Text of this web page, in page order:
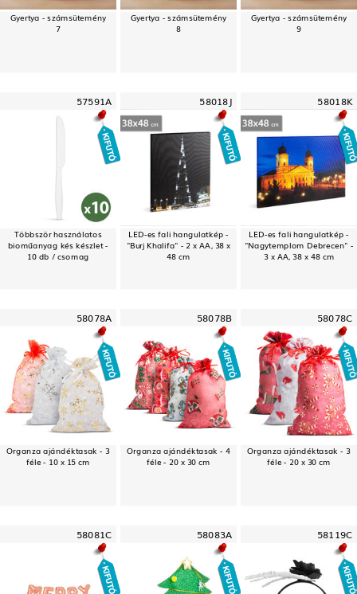
Gyertya - számsütemény
7
Gyertya - számsütemény
8
Gyertya - számsütemény
9
57591A
Többször használatos
bioműanyag kés készlet -
10 db / csomag
58018J
LED-es fali hangulatkép -
"Burj Khalifa" - 2 x AA, 38 x
48 cm
58018K
LED-es fali hangulatkép -
"Nagytemplom Debrecen" -
3 x AA, 38 x 48 cm
58078A
Organza ajándéktasak - 3
féle - 10 x 15 cm
58078B
Organza ajándéktasak - 4
féle - 20 x 30 cm
58078C
Organza ajándéktasak - 3
féle - 20 x 30 cm
58081C 58083A 58119C